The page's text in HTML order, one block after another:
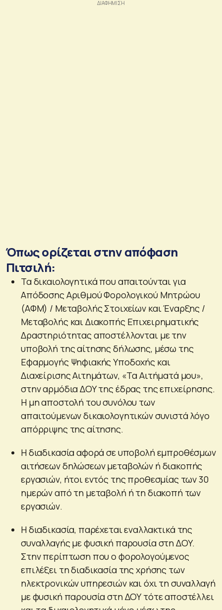
Όπως ορίζεται στην απόφαση
Πιτσιλή:
Τα δικαιολογητικά που απαιτούνται για
Απόδοσης Αριθμού Φορολογικού Μητρώου
(ΑΦΜ) / Μεταβολής Στοιχείων και Έναρξης /
Μεταβολής και Διακοπής Επιχειρηματικής
Δραστηριότητας αποστέλλονται με την
υποβολή της αίτησης δήλωσης, μέσω της
Εφαρμογής Ψηφιακής Υποδοχής και
Διαχείρισης Αιτημάτων, «Τα Αιτήματά μου»,
στην αρμόδια ΔΟΥ της έδρας της επιχείρησης.
Η μη αποστολή του συνόλου των
απαιτούμενων δικαιολογητικών συνιστά λόγο
απόρριψης της αίτησης.
Η διαδικασία αφορά σε υποβολή εμπροθέσμων
αιτήσεων δηλώσεων μεταβολών ή διακοπής
εργασιών, ήτοι εντός της προθεσμίας των 30
ημερών από τη μεταβολή ή τη διακοπή των
εργασιών.
Η διαδικασία, παρέχεται εναλλακτικά της
συναλλαγής με φυσική παρουσία στη ΔΟΥ.
Στην περίπτωση που ο φορολογούμενος
επιλέξει τη διαδικασία της χρήσης των
ηλεκτρονικών υπηρεσιών και όχι τη συναλλαγή
με φυσική παρουσία στη ΔΟΥ τότε αποστέλλει